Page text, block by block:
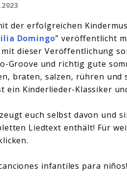
der erfolgreichen
Domingo” veröffentlicht
mit dieser Veröffentlichung
Groove und richtig gute
braten, salzen, rühren und
ein Kinderlieder-Klassiker
euch selbst davon und
Liedtext enthält! Für
infantiles para niños!